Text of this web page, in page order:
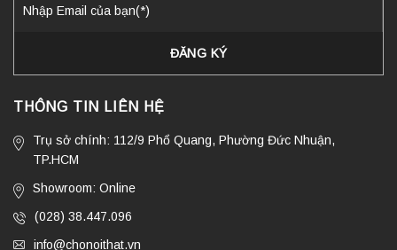
THÔNG TIN LIÊN HỆ
Trụ sở chính: 112/9 Phổ Quang, Phường Đức Nhuận,
TP.HCM
Showroom: Online
(028) 38.447.096
info@chonoithat.vn